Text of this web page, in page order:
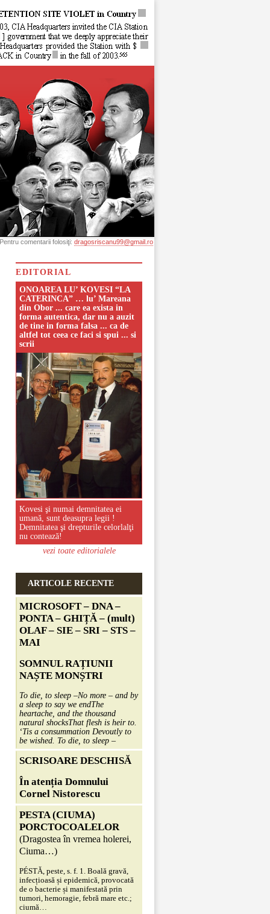
Pentru comentarii folosiţi: dragosriscanu99@gmail.ro
EDITORIAL
ONOAREA LU’ KOVESI “LA
CATERINCA” … lu’ Mareana
din Obor ... care ea exista in
forma autentica, dar nu a auzit
de tine in forma falsa ... ca de
altfel tot ceea ce faci si spui ... si
scrii
Kovesi şi numai demnitatea ei
umană, sunt deasupra legii !
Demnitatea şi drepturile celorlalţi
nu contează!
vezi toate editorialele
ARTICOLE RECENTE
MICROSOFT – DNA –
PONTA – GHIȚĂ – (mult)
OLAF – SIE – SRI – STS –
MAI
SOMNUL RAȚIUNII
NAȘTE MONȘTRI
To die, to sleep –No more – and by
a sleep to say we endThe
heartache, and the thousand
natural shocksThat flesh is heir to.
‘Tis a consummation Devoutly to
be wished. To die, to sleep –
SCRISOARE DESCHISĂ
În atenția Domnului
Cornel Nistorescu
PESTA (CIUMA)
PORCTOCOALELOR
(Dragostea în vremea holerei,
Ciuma…)
PÉSTĂ, peste, s. f. 1. Boală gravă,
infecțioasă și epidemică, provocată
de o bacterie și manifestată prin
tumori, hemoragie, febră mare etc.;
ciumă…